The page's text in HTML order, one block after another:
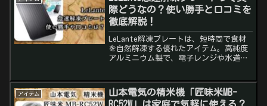
際どうなの？使い勝手と口コミを
徹底解説！
LeLante解凍プレートは、短時間で食材
を自然解凍する優れたアイテム。高純度
アルミニウム製で、電子レンジや水道解
アイテム
山本電気の精米機「匠味米MB-